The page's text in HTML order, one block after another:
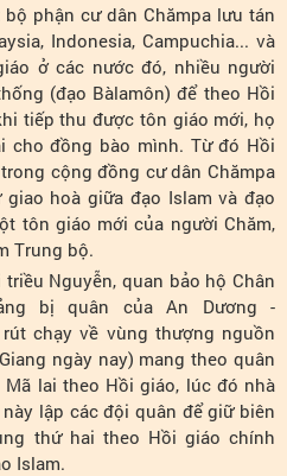
phận cư dân Chămpa lưu tán
Indonesia, Campuchia... và
ở các nước đó, nhiều người
(đạo Bàlamôn) để theo Hồi
tiếp thu được tôn giáo mới, họ
cho đồng bào mình. Từ đó Hồi
cộng đồng cư dân Chămpa
hoà giữa đạo Islam và đạo
tôn giáo mới của người Chăm,
Trung bộ.
Nguyễn, quan bảo hộ Chân
bị quân của An Dương -
chạy về vùng thượng nguồn
ngày nay) mang theo quân
lai theo Hồi giáo, lúc đó nhà
lập các đội quân để giữ biên
thứ hai theo Hồi giáo chính
Islam.